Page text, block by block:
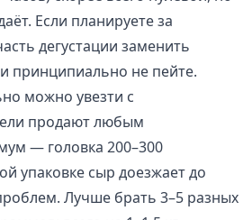
Если планируете за
дегустации заменить
принципиально не пейте.
можно увезти с
продают любым
— головка 200–300
упаковке сыр доезжает до
Лучше брать 3–5 разных